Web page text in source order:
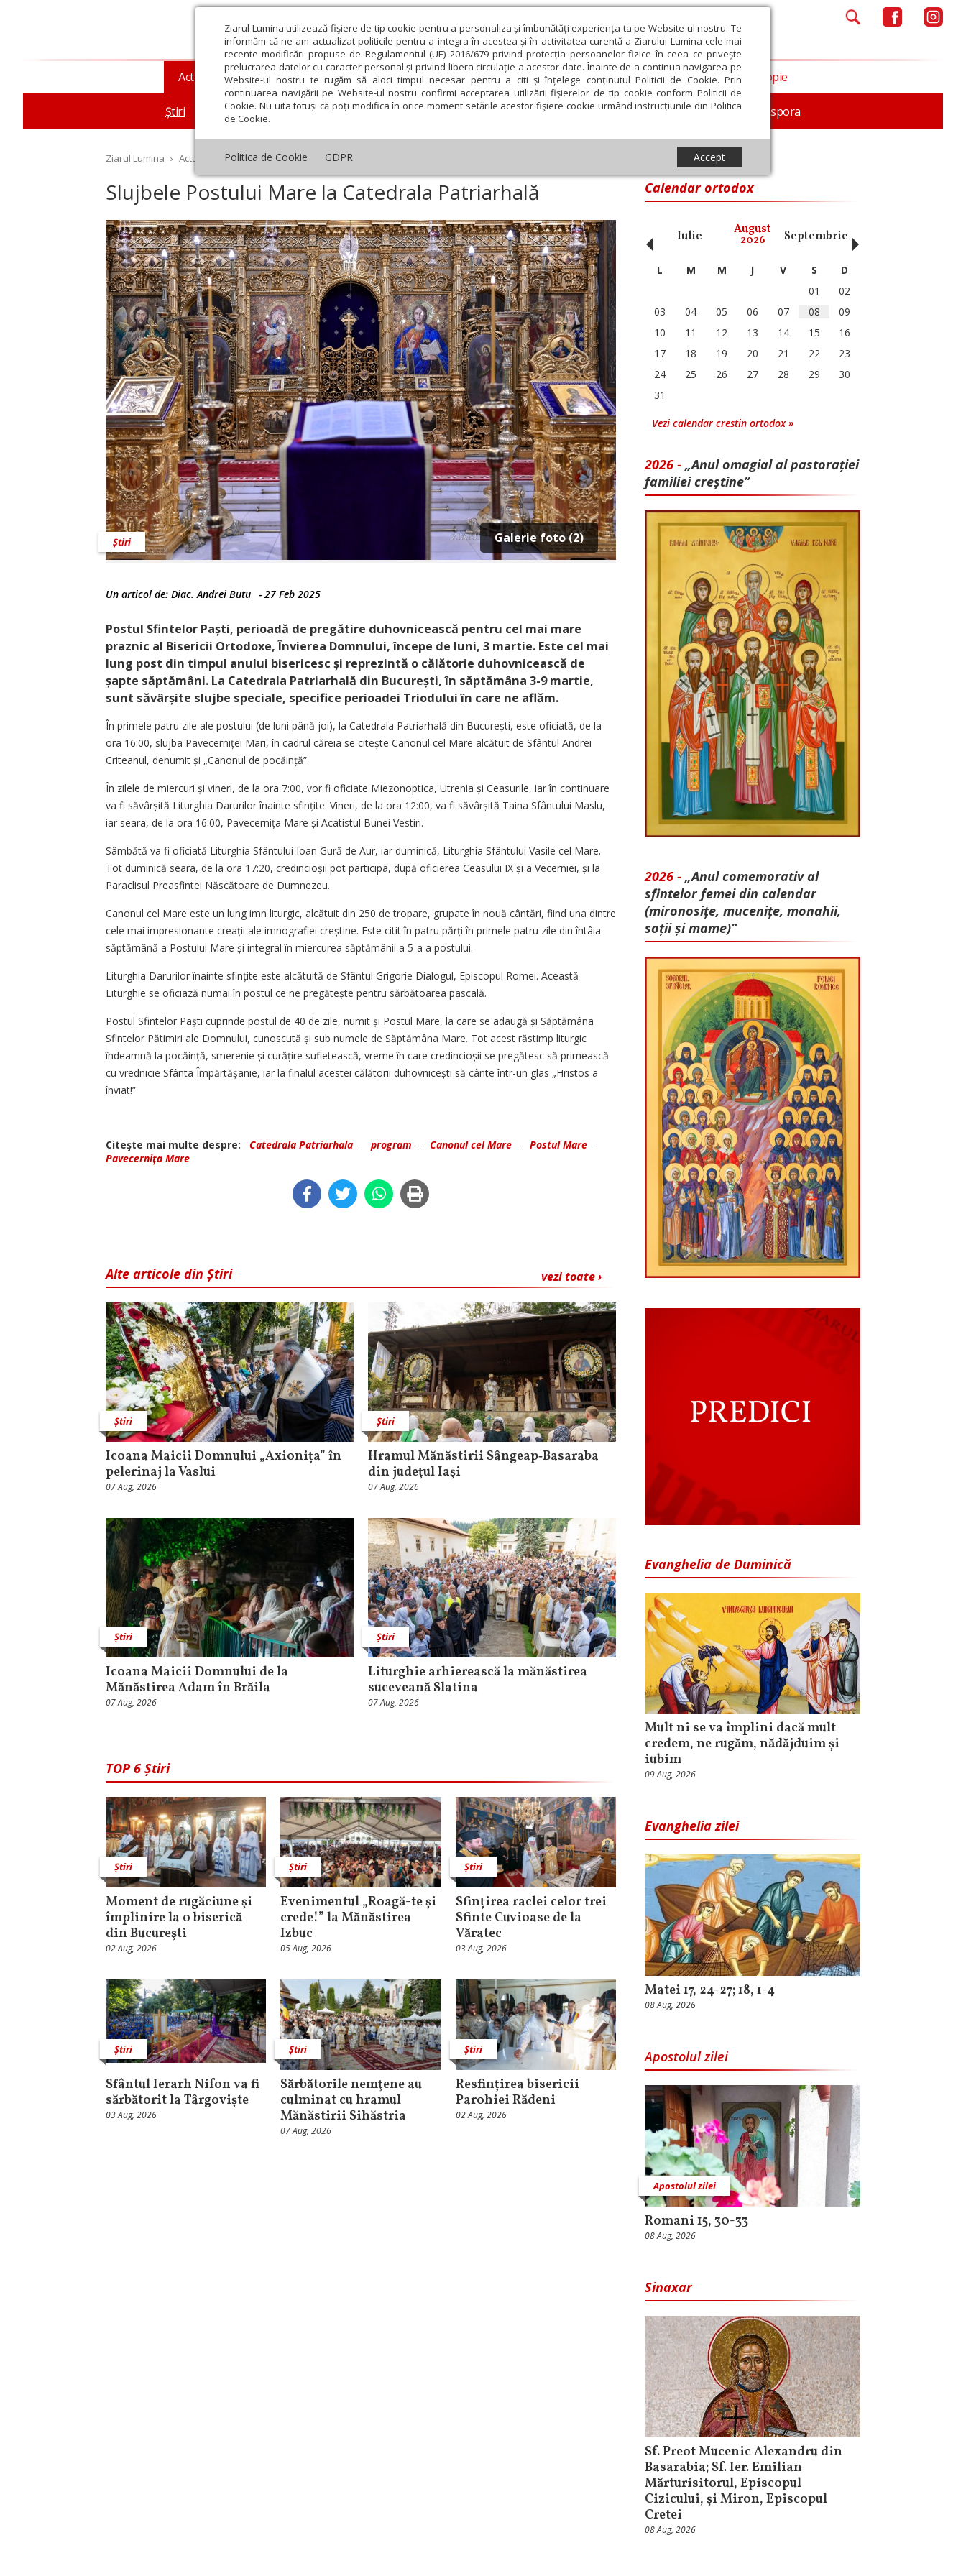
Ziarul Lumina utilizează fişiere de tip cookie pentru a personaliza și îmbunătăți experiența ta pe Website-ul nostru. Te
informăm că ne-am actualizat politicile pentru a integra în acestea și în activitatea curentă a Ziarului Lumina cele mai
recente modificări propuse de Regulamentul (UE) 2016/679 privind protecția persoanelor fizice în ceea ce privește
prelucrarea datelor cu caracter personal și privind libera circulație a acestor date. Înainte de a continua navigarea pe
Website-ul nostru te rugăm să aloci timpul necesar pentru a citi și înțelege conținutul Politicii de Cookie. Prin
continuarea navigării pe Website-ul nostru confirmi acceptarea utilizării fişierelor de tip cookie conform Politicii de
Cookie. Nu uita totuși că poți modifica în orice moment setările acestor fişiere cookie urmând instrucțiunile din Politica
de Cookie.
Politica de Cookie GDPR Accept
Actualitate religioasă
Știri Mesaje și cuvântări An omagial Comunicate de presă Documentar In memoriam Diaspora
Teologie și spiritualitate Educaţie și Cultură Societate Opinii Filantropie
Ziarul Lumina › Actualitate religioasă › Știri › Slujbele Postului Mare la Catedrala Patriarhală
Slujbele Postului Mare la Catedrala Patriarhală
Galerie foto (2)
Știri
Un articol de: Diac. Andrei Butu - 27 Feb 2025
Postul Sfintelor Paști, perioadă de pregătire duhovnicească pentru cel mai mare
praznic al Bisericii Ortodoxe, Învierea Domnului, începe de luni, 3 martie. Este cel mai
lung post din timpul anului bisericesc și reprezintă o călătorie duhovnicească de
șapte săptămâni. La Catedrala Patriarhală din București, în săptămâna 3-9 martie,
sunt săvârșite slujbe speciale, specifice perioadei Triodului în care ne aflăm.
În primele patru zile ale postului (de luni până joi), la Catedrala Patriarhală din București, este oficiată, de la
ora 16:00, slujba Pave­cerniței Mari, în cadrul căreia se citește Canonul cel Mare alcătuit de Sfântul Andrei
Criteanul, denumit și „Canonul de pocăință”.
În zilele de miercuri și vineri, de la ora 7:00, vor fi oficiate Miezonoptica, Utrenia și Ceasurile, iar în continuare
va fi săvârșită Liturghia Darurilor înainte sfințite. Vineri, de la ora 12:00, va fi săvârșită Taina Sfântului Maslu,
iar seara, de la ora 16:00, Pavecernița Mare și Acatistul Bunei Vestiri.
Sâmbătă va fi oficiată Liturghia Sfântului Ioan Gură de Aur, iar duminică, Liturghia Sfântului Vasile cel Mare.
Tot duminică seara, de la ora 17:20, credincioșii pot participa, după oficierea Ceasului IX și a Vecerniei, și la
Paraclisul Preasfintei Născătoare de Dumnezeu.
Canonul cel Mare este un lung imn liturgic, alcătuit din 250 de tropare, grupate în nouă cântări, fiind una dintre
cele mai impresionante creații ale imnografiei creștine. Este citit în patru părți în primele patru zile din întâia
săptămână a Postului Mare și integral în miercurea săptămânii a 5-a a postului.
Liturghia Darurilor înainte sfin­țite este alcătuită de Sfântul Grigorie Dialogul, Episcopul Romei. Această
Liturghie se oficiază numai în postul ce ne pregătește pentru sărbătoarea pascală.
Postul Sfintelor Paști cuprinde postul de 40 de zile, numit și Postul Mare, la care se adaugă și Săptămâna
Sfintelor Pătimiri ale Domnului, cunoscută și sub numele de Săptămâna Mare. Tot acest răstimp liturgic
îndeamnă la pocăință, smerenie și curățire sufletească, vreme în care credincioșii se pregătesc să primească
cu vrednicie Sfânta Împărtășanie, iar la finalul acestei călătorii duhovnicești să cânte într-un glas „Hristos a
înviat!”
Citeşte mai multe despre: Catedrala Patriarhala - program - Canonul cel Mare - Postul Mare -
Pavecerniţa Mare
vezi toate ›
Alte articole din Știri
Știri
Icoana Maicii Domnului „Axionița” în
pelerinaj la Vaslui
07 Aug, 2026
Știri
Hramul Mănăstirii Sângeap‑Basaraba
din judeţul Iaşi
07 Aug, 2026
Știri
Icoana Maicii Domnului de la
Mănăstirea Adam în Brăila
07 Aug, 2026
Știri
Liturghie arhierească la mănăstirea
suceveană Slatina
07 Aug, 2026
TOP 6 Știri
Știri
Moment de rugăciune şi
împlinire la o biserică
din Bucureşti
02 Aug, 2026
Știri
Evenimentul „Roagă-te și
crede!” la Mănăstirea
Izbuc
05 Aug, 2026
Știri
Sfințirea raclei celor trei
Sfinte Cuvioase de la
Văratec
03 Aug, 2026
Știri
Sfântul Ierarh Nifon va fi
sărbătorit la Târgoviște
03 Aug, 2026
Știri
Sărbătorile nemţene au
culminat cu hramul
Mănăstirii Sihăstria
07 Aug, 2026
Știri
Resfințirea bisericii
Parohiei Rădeni
02 Aug, 2026
Calendar ortodox
Octombrie Noiembrie Decembrie Ianuarie Februarie Martie Aprilie Mai Iunie Iulie August
2026 Septembrie Octombrie
‹ L M M J V S
D
01
02
03
04 05 06 07 08
09
10
11 12 13 14 15
16
17
18 19 20 21 22
23
24
25 26 27 28 29
30
31
Vezi calendar crestin ortodox »
2026 - „Anul omagial al pastorației
familiei creștine”
2026 - „Anul comemorativ al
sfintelor femei din calendar
(mironosițe, mu­cenițe, monahii,
soții și mame)”
Evanghelia de Duminică
Mult ni se va împlini dacă mult
credem, ne rugăm, nădăjduim și
iubim
09 Aug, 2026
Evanghelia zilei
Matei 17, 24-27; 18, 1-4
08 Aug, 2026
Apostolul zilei
Apostolul zilei
Romani 15, 30-33
08 Aug, 2026
Sinaxar
Sf. Preot Mucenic Alexandru din
Basarabia; Sf. Ier. Emilian
Mărturisitorul, Episcopul
Cizicului, şi Miron, Episcopul
Cretei
08 Aug, 2026